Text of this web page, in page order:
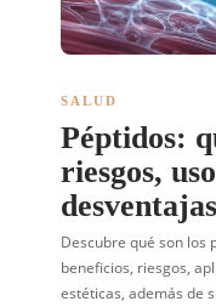
SALUD
Péptidos:
riesgos,
desventajas
Descubre qué son los
beneficios, riesgos,
estéticas, además de